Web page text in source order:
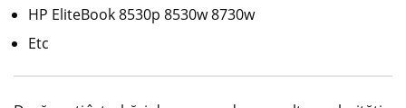
HP EliteBook 8530p 8530w 8730w
Etc